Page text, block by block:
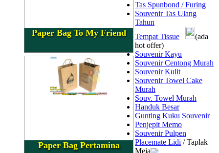
Paper Bag To My Friend
Paper Bag Pertamina
Tas Spunbond / Furing
Souvenir Tas Ulang
Tahun
Tempat Tissue
(ada
hot offer)
Souvenir Kayu
Souvenir Centong Murah
Souvenir Kulit
Souvenir Towel Cake
Murah
Souv. Towel Murah
Handuk Besar
Gunting Kuku Souvenir
Penjepit Memo
Souvenir Pulpen
Placemate Lidi / Taplak
Meja